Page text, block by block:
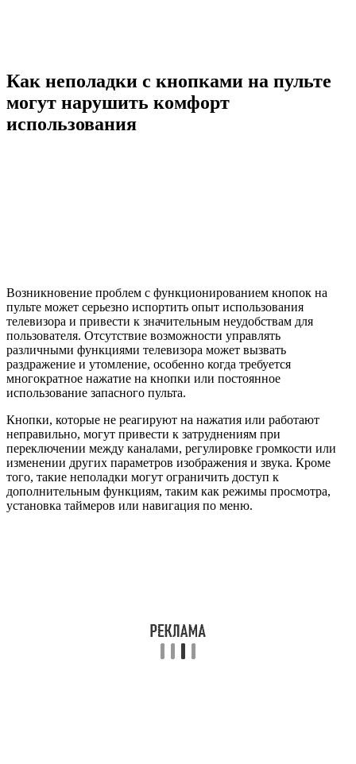
Как неполадки с кнопками на пульте
могут нарушить комфорт
использования
Возникновение проблем с функционированием кнопок на
пульте может серьезно испортить опыт использования
телевизора и привести к значительным неудобствам для
пользователя. Отсутствие возможности управлять
различными функциями телевизора может вызвать
раздражение и утомление, особенно когда требуется
многократное нажатие на кнопки или постоянное
использование запасного пульта.
Кнопки, которые не реагируют на нажатия или работают
неправильно, могут привести к затруднениям при
переключении между каналами, регулировке громкости или
изменении других параметров изображения и звука. Кроме
того, такие неполадки могут ограничить доступ к
дополнительным функциям, таким как режимы просмотра,
установка таймеров или навигация по меню.